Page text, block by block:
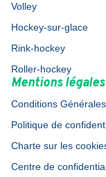
Volley
Hockey-sur-glace
Rink-hockey
Roller-hockey
Mentions légales
Conditions Générales
Politique de
Charte sur les
Centre de